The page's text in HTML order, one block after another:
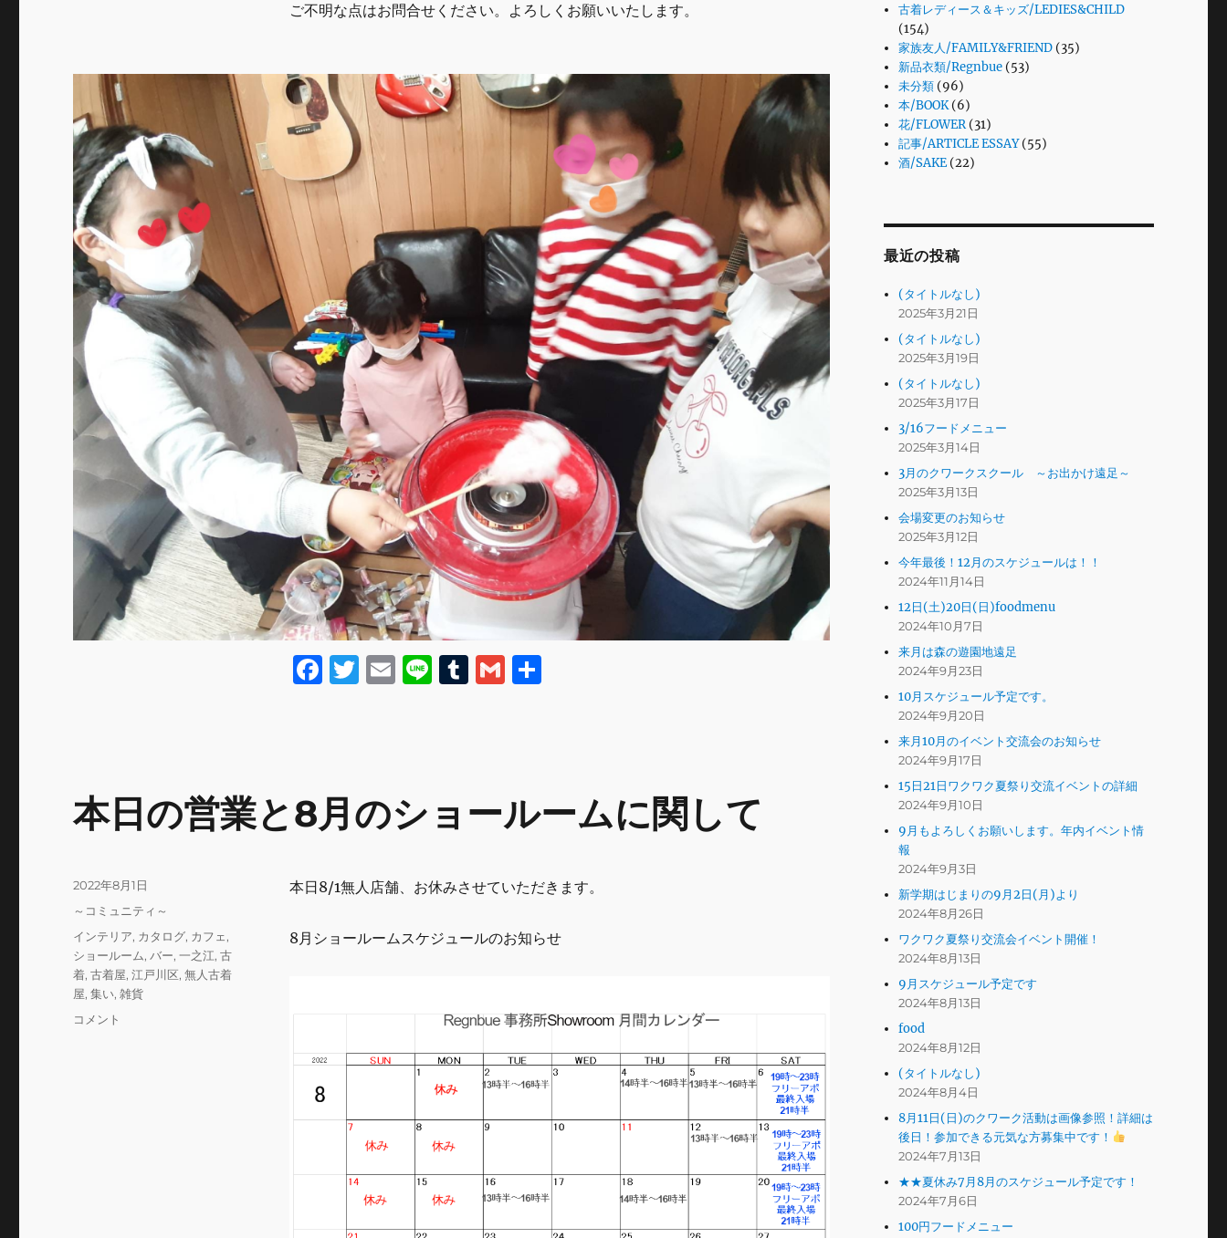
ご不明な点はお問合せください。よろしくお願いいたします。
F
b
o
k
T E Li T G 共
本日の営業と8月のショールームに関して
本日8/1無人店舗、お休みさせていただきます。
8月ショールームスケジュールのお知らせ
投
2022年8月1日
カ
テ
ゴ
リ
ー
～コミュニティ～
タ
グ
インテリア, カタログ, カフェ,
ショールーム,バー,一之江,古
着,古着屋,江戸川区,無人古着
屋,集い,雑貨
本
コメント
古着レディース＆キッズ/LEDIES&CHILD
(154)
家族友人/FAMILY&FRIEND (35)
新品衣類/Regnbue (53)
未分類 (96)
本/BOOK(6)
花/FLOWER(31)
記事/ARTICLE ESSAY(55)
酒/SAKE (22)
最近の投稿
(タイトルなし)
2025年3月21日
(タイトルなし)
2025年3月19日
(タイトルなし)
2025年3月17日
3/16フードメニュー
2025年3月14日
3月のクワークスクール ～お出かけ遠足～
2025年3月13日
会場変更のお知らせ
2025年3月12日
今年最後！12月のスケジュールは！！
2024年11月14日
12日(土)20日(日)foodmenu
2024年10月7日
来月は森の遊園地遠足
2024年9月23日
10月スケジュール予定です。
2024年9月20日
来月10月のイベント交流会のお知らせ
2024年9月17日
15日21日ワクワク夏祭り交流イベントの詳細
2024年9月10日
9月もよろしくお願いします。年内イベント情
報
2024年9月3日
新学期はじまりの9月2日(月)より
2024年8月26日
ワクワク夏祭り交流会イベント開催！
2024年8月13日
9月スケジュール予定です
2024年8月13日
food
2024年8月12日
(タイトルなし)
2024年8月4日
8月11日(日)のクワーク活動は画像参照！詳細は
後日！参加できる元気な方募集中です！
2024年7月13日
★★夏休み7月8月のスケジュール予定です！
2024年7月6日
100円フードメニュー